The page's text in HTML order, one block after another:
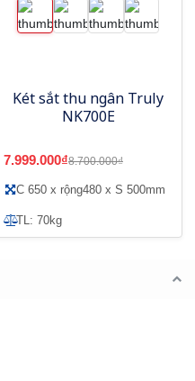
Két sắt thu ngân Truly
NK700E
7.999.000₫8.700.000₫
C 650 x rộng480 x S 500mm
TL: 70kg